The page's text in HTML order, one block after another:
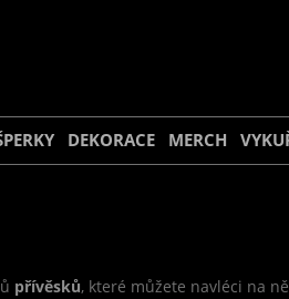
DEKORACE MERCH
přívěsků, které můžete navléci na